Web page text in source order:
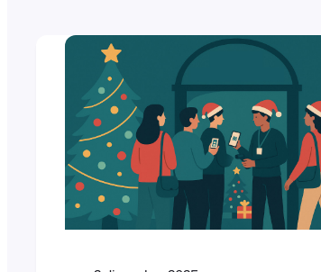
Inflections, New York’s premier
jazzy R&B duo, the solution was
moving tickets out of the inbox
and directly into their attendees’
mobile wallets….